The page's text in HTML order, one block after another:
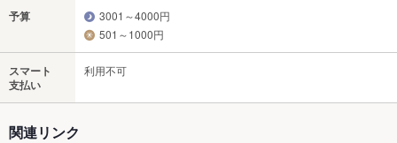
予算
3001～4000円
501～1000円
スマート
支払い
利用不可
関連リンク